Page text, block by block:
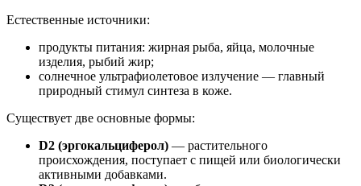
Естественные источники:
продукты питания: жирная рыба, яйца, молочные
изделия, рыбий жир;
солнечное ультрафиолетовое излучение — главный
природный стимул синтеза в коже.
Существует две основные формы:
D2 (эргокальциферол) — растительного
происхождения, поступает с пищей или биологически
активными добавками.